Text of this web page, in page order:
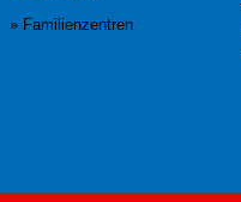
» Familienzentren